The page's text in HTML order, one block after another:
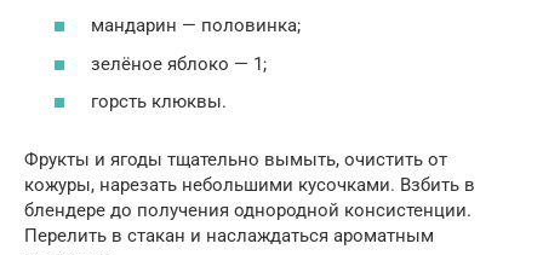
мандарин — половинка;
зелёное яблоко — 1;
горсть клюквы.
Фрукты и ягоды тщательно вымыть, очистить от
кожуры, нарезать небольшими кусочками. Взбить в
блендере до получения однородной консистенции.
Перелить в стакан и наслаждаться ароматным